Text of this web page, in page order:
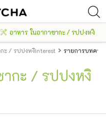
อาหาร ในอากาซากะ / รปปงหงิ
ะ / รปปงหงิInterest รายการบทควา
ากะ / รปปงหงิ